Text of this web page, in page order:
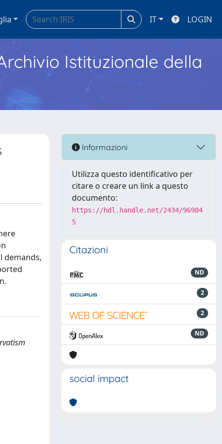
IT LOGIN
Istituzionale della
demands,
Informazioni
Utilizza questo identificativo per
citare o creare un link a questo
documento:
https://hdl.handle.net/2434/96984
5
Citazioni
ND
2
2
ND
social impact